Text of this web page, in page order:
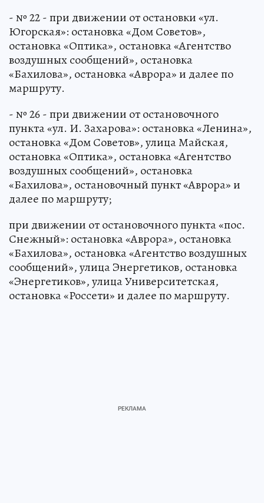
- № 22 - при движении от остановки «ул.
Югорская»: остановка «Дом Советов»,
остановка «Оптика», остановка «Агентство
воздушных сообщений», остановка
«Бахилова», остановка «Аврора» и далее по
маршруту.
- № 26 - при движении от остановочного
пункта «ул. И. Захарова»: остановка «Ленина»,
остановка «Дом Советов», улица Майская,
остановка «Оптика», остановка «Агентство
воздушных сообщений», остановка
«Бахилова», остановочный пункт «Аврора» и
далее по маршруту;
при движении от остановочного пункта «пос.
Снежный»: остановка «Аврора», остановка
«Бахилова», остановка «Агентство воздушных
сообщений», улица Энергетиков, остановка
«Энергетиков», улица Университетская,
остановка «Россети» и далее по маршруту.